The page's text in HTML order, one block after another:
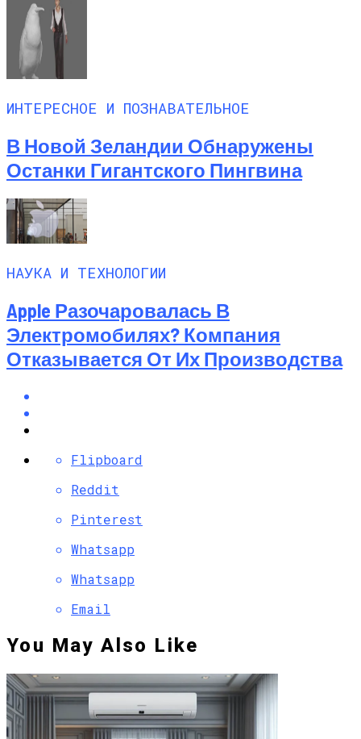
ИНТЕРЕСНОЕ И ПОЗНАВАТЕЛЬНОЕ
В Новой Зеландии Обнаружены
Останки Гигантского Пингвина
НАУКА И ТЕХНОЛОГИИ
Apple Разочаровалась В
Электромобилях? Компания
Отказывается От Их Производства
Flipboard
Reddit
Pinterest
Whatsapp
Whatsapp
Email
You May Also Like